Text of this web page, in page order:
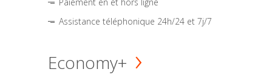
Assistance téléphonique 24h/24 et 7j/7
Economy+